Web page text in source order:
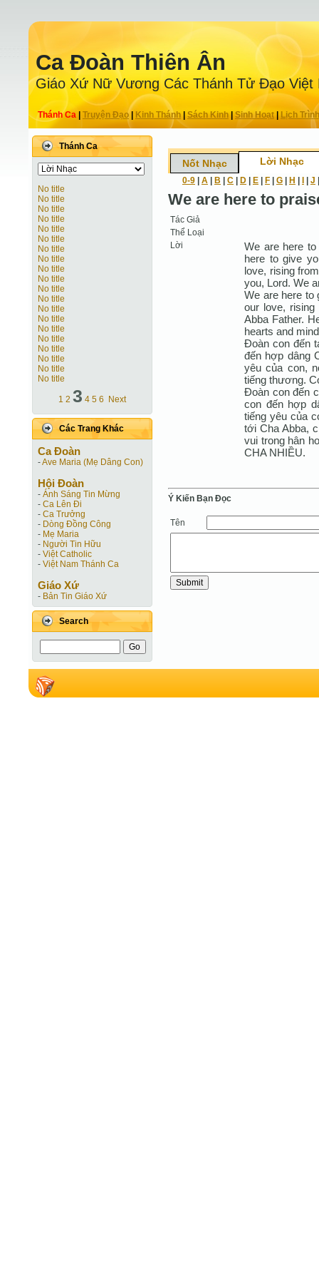
Ca Ðoàn Thiên Ân
Giáo Xứ Nữ Vương Các Thánh Tử Ðạo Việt
Thánh Ca Truyện Ðạo| Kinh Thánh Sách Kinh|Sinh Hoạt| Lịch Trình
Thánh Ca
No title
No title
No title
No title
No title
No title
No title
No title
No title
No title
No title
No title
No title
No title
No title
No title
No title
No title
No title
No title
1 2 3 4 5 6 Next
Các Trang Khác
Ca Ðoàn
-Ave Maria (Mẹ Dâng Con)
Hội Ðoàn
- Ánh Sáng Tin Mừng
- Ca Lên Đi
- Ca Trưởng
- Dòng Đồng Công
- Mẹ Maria
- Người Tin Hữu
- Việt Catholic
- Việt Nam Thánh Ca
Giáo Xứ
- Bản Tin Giáo Xứ
Search
Nốt Nhạc Lời Nhạc
0-9 A B C D E F G H J
We are here to
Tác Giả
Thể Loại
Lời
We are here
here to give
love, rising
you, Lord. We
We are here to
our love,
Abba Father.
hearts and
Đoàn con đến
đến hợp dâng
yêu của con,
tiếng thương.
Đoàn con đến
con đến hợp
tiếng yêu của
tới Cha Abba,
vui trong hân
CHA NHIỀU.
Ý Kiến Bạn Ðọc
Tên